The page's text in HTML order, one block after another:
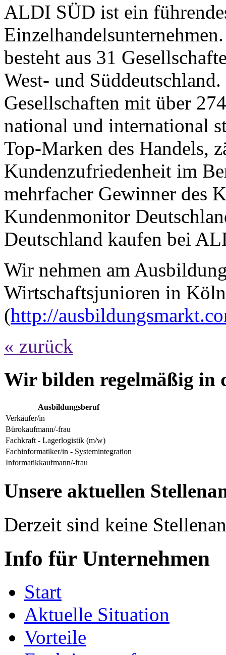
ALDI SÜD ist ein
besteht aus 31
West- und
Gesellschaften mit über
national und international
Top-Marken des Handels,
Kundenzufriedenheit im
mehrfacher Gewinner des
Kundenmonitor
Deutschland kaufen bei
Wir nehmen am
Wirtschaftsjunioren in
(http://
« zurück
Wir bilden regelmäßig in
Ausbildungsberuf
Verkäufer/in
Bürokaufmann/-frau
Fachkraft - Lagerlogistik (m/w)
Fachinformatiker/in - Systemintegration
Informatikkaufmann/-frau
Unsere aktuellen
Derzeit sind keine
Info für Unternehmen
Start
Aktuelle Situation
Vorteile